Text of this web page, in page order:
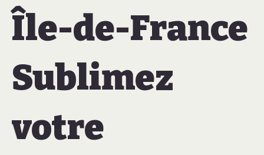
Île-de-France
Sublimez
votre